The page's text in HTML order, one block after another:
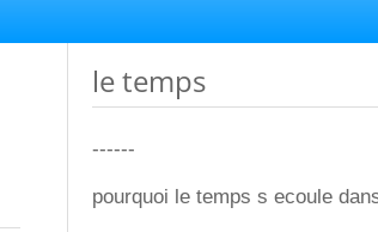
le temps
------
pourquoi le temps s ecoule